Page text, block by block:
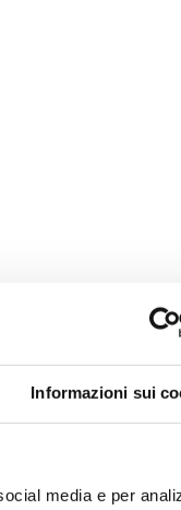
Informazioni sui
media e per